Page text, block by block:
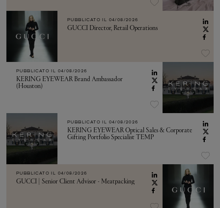
PUBBLICATO IL 04/08/2026
GUCCI Director, Retail Operations
PUBBLICATO IL 04/08/2026
KERING EYEWEAR Brand Ambassador
(Houston)
PUBBLICATO IL 04/08/2026
KERING EYEWEAR Optical Sales & Corporate
Gifting Portfolio Specialist TEMP
PUBBLICATO IL 04/08/2026
GUCCI | Senior Client Advisor - Meatpacking